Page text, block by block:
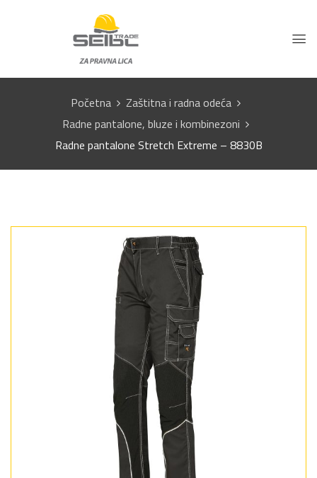
Početna
Zaštitna i radna odeća
Radne pantalone, bluze i kombinezoni
Radne pantalone Stretch Extreme – 8830B